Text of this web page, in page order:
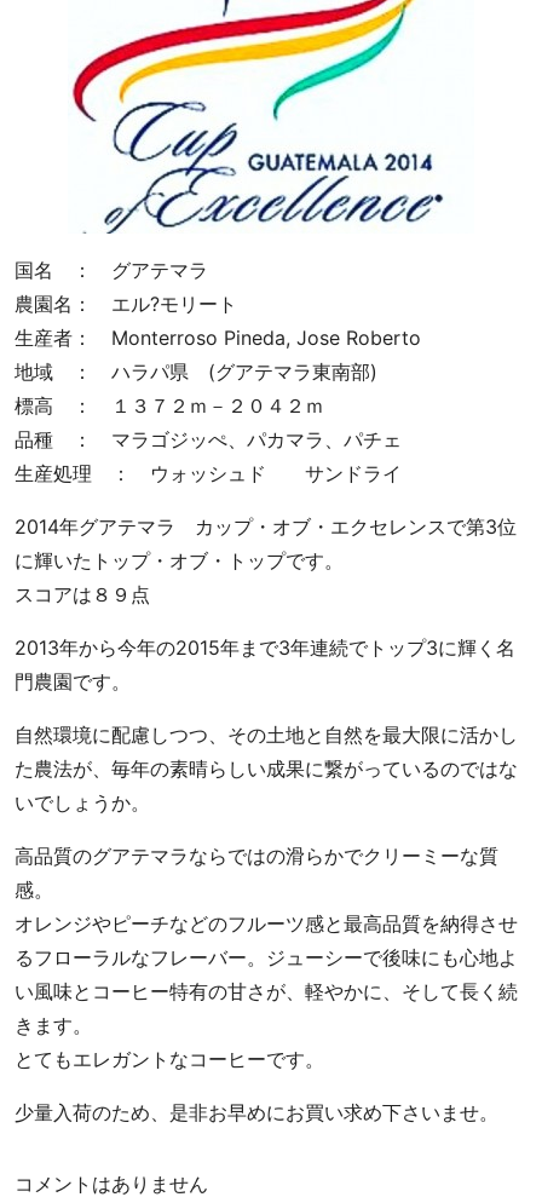
で
生
産
地
と
お
客
様
幸
せ
に
る
ス
シ
ャ
テ
ィ
コ
ー
ヒ
ー
豆
専
門
国名 ： グアテマラ
農園名： エル?モリート
生産者： Monterroso Pineda, Jose Roberto
地域 ： ハラパ県 (グアテマラ東南部)
標高 ： １３７２ｍ－２０４２ｍ
品種 ： マラゴジッぺ、パカマラ、パチェ
生産処理 ： ウォッシュド サンドライ
2014年グアテマラ カップ・オブ・エクセレンスで第3位
に輝いたトップ・オブ・トップです。
スコアは８９点
2013年から今年の2015年まで3年連続でトップ3に輝く名
門農園です。
自然環境に配慮しつつ、その土地と自然を最大限に活かし
た農法が、毎年の素晴らしい成果に繋がっているのではな
いでしょうか。
高品質のグアテマラならではの滑らかでクリーミーな質
感。
オレンジやピーチなどのフルーツ感と最高品質を納得させ
るフローラルなフレーバー。ジューシーで後味にも心地よ
い風味とコーヒー特有の甘さが、軽やかに、そして長く続
きます。
とてもエレガントなコーヒーです。
少量入荷のため、是非お早めにお買い求め下さいませ。
コメントはありません